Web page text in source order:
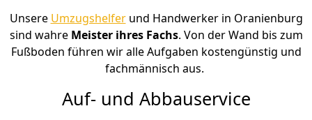
Unsere Umzugshelferund Handwerker in Oranienburg
sind wahre Meister ihres Fachs. Von der Wand bis zum
Fußboden führen wir alle Aufgaben kostengünstig und
fachmännisch aus.
Auf- und Abbauservice